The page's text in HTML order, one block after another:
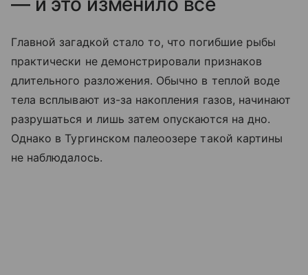
Главной загадкой стало то, что погибшие рыбы
практически не демонстрировали признаков
длительного разложения. Обычно в теплой воде
тела всплывают из-за накопления газов, начинают
разрушаться и лишь затем опускаются на дно.
Однако в Тургинском палеоозере такой картины
не наблюдалось.